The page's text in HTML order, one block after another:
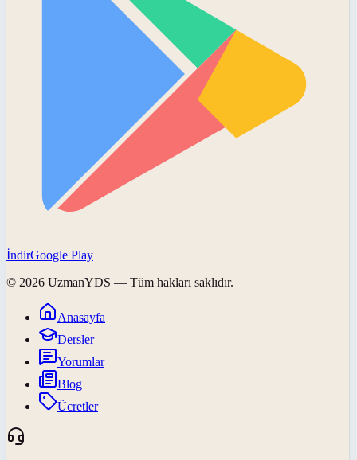
İndirGoogle Play
© 2026 UzmanYDS — Tüm hakları saklıdır.
Anasayfa
Dersler
Yorumlar
Blog
Ücretler